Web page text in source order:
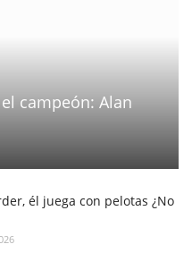
campeón: Alan
él juega con pelotas ¿No